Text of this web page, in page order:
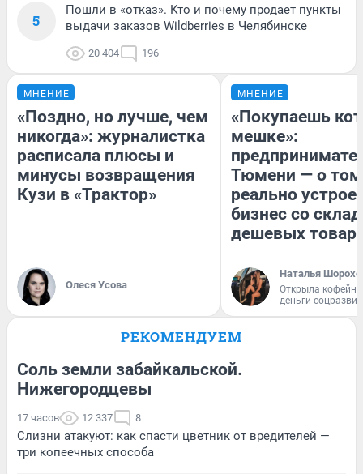
5
Пошли в «отказ». Кто и почему продает пункты
выдачи заказов Wildberries в Челябинске
20 404 196
МНЕНИЕ
«Поздно, но лучше, чем
никогда»: журналистка
расписала плюсы и
минусы возвращения
Кузи в «Трактор»
Олеся Усова
МНЕНИЕ
«Покупаешь
мешке»:
Тюмени — о
реально
бизнес со
дешевых
Наталья
Открыла
деньги
РЕКОМЕНДУЕМ
Соль земли забайкальской.
Нижегородцевы
17 часов 12 337 8
Слизни атакуют: как спасти цветник от вредителей —
три копеечных способа